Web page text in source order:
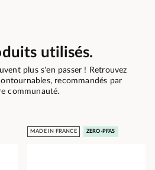
utilisés.
plus s'en passer ! Retrouvez
recommandés par
communauté.
MADE IN FRANCE ZERO-PFAS